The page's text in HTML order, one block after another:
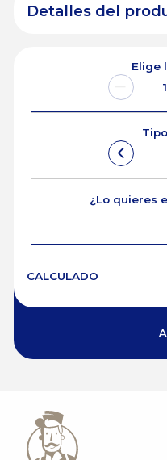
Detalles del
Elige
¿Lo quieres
CALCULADO